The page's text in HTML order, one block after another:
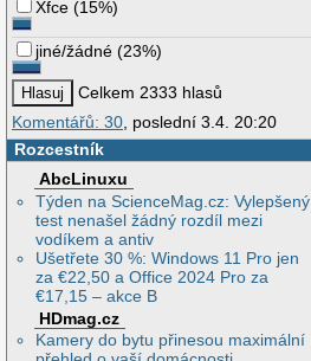
Xfce (15%)
jiné/žádné (23%)
Celkem 2333 hlasů
Komentářů: 30, poslední 3.4. 20:20
Rozcestník
AbcLinuxu
Týden na ScienceMag.cz: Vylepšený
test nenašel žádný rozdíl mezi
vodíkem a antiv
Ušetřete 30 %: Windows 11 Pro jen
za €22,50 a Office 2024 Pro za
€17,15 – akce B
HDmag.cz
Kamery do bytu přinesou maximální